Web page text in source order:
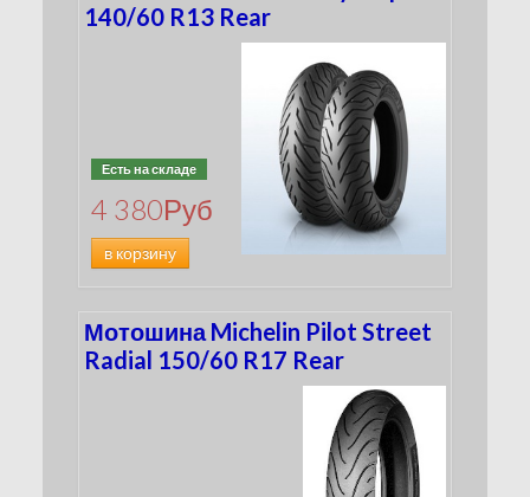
140/60 R13 Rear
Есть на складе
4 380Руб
в корзину
Мотошина Michelin Pilot Street
Radial 150/60 R17 Rear